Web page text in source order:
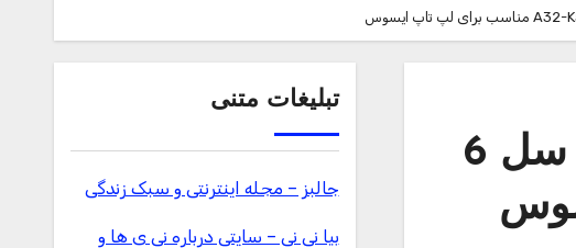
مشخصات – ویژگی ها و قیمت خرید باتری یوبی سل 6
تبلیغات متنی
جالبز – مجله اینترنتی و سبک زندگی
بیا نی نی – سایتی درباره نی ی ها و